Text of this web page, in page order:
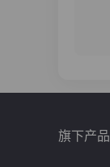
旗下产品